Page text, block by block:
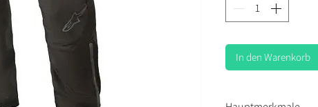
In den Warenkorb